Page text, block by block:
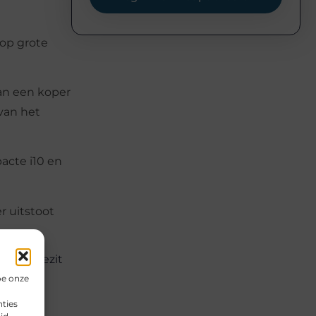
onze
grote
een koper
het
i10 en
uitstoot
het bezit